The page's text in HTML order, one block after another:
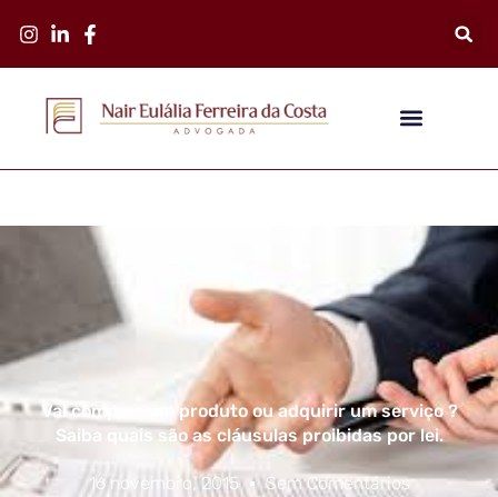
Vai comprar um produto ou adquirir um serviço ?
Saiba quais são as cláusulas proibidas por lei.
16 novembro, 2015 Sem Comentários